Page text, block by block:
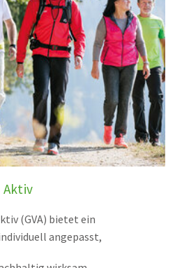
Aktiv
(GVA) bietet ein
angepasst,